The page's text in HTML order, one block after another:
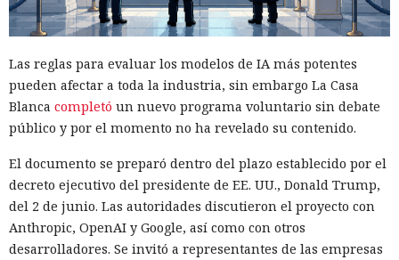
Las reglas para evaluar los modelos de IA más potentes
pueden afectar a toda la industria, sin embargo La Casa
Blanca completó un nuevo programa voluntario sin debate
público y por el momento no ha revelado su contenido.
El documento se preparó dentro del plazo establecido por el
decreto ejecutivo del presidente de EE. UU., Donald Trump,
del 2 de junio. Las autoridades discutieron el proyecto con
Anthropic, OpenAI y Google, así como con otros
desarrolladores. Se invitó a representantes de las empresas